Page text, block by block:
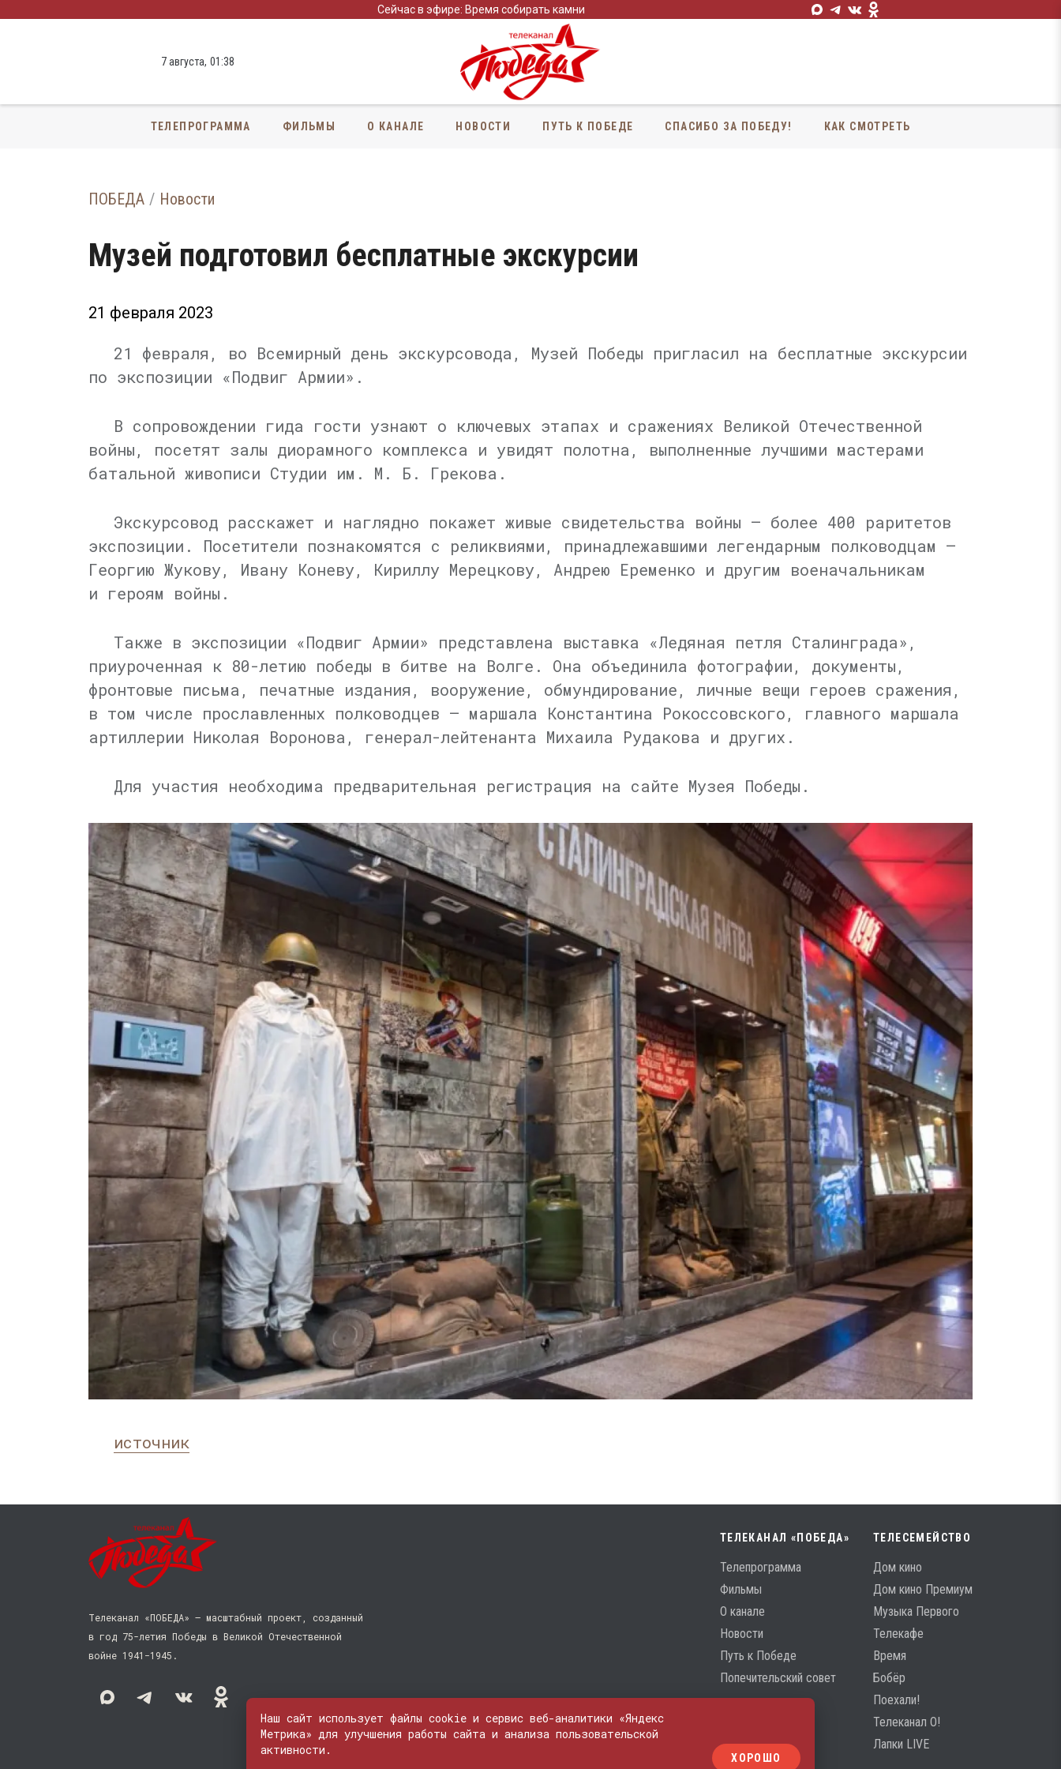
Сейчас в эфире: Время собирать камни
7 августа, 01 :38
ТЕЛЕПРОГРАММА ФИЛЬМЫ О КАНАЛЕ НОВОСТИ ПУТЬ К ПОБЕДЕ СПАСИБО ЗА ПОБЕДУ! КАК СМОТРЕТЬ
ПОБЕДА Новости
Музей подготовил бесплатные экскурсии
21 февраля 2023
21 февраля, во Всемирный день экскурсовода, Музей Победы пригласил на бесплатные экскурсии
по экспозиции «Подвиг Армии».
В сопровождении гида гости узнают о ключевых этапах и сражениях Великой Отечественной
войны, посетят залы диорамного комплекса и увидят полотна, выполненные лучшими мастерами
батальной живописи Студии им. М. Б. Грекова .
Экскурсовод расскажет и наглядно покажет живые свидетельства войны — более 400 раритетов
экспозиции. Посетители познакомятся с реликвиями, принадлежавшими легендарным полководцам —
Георгию Жукову, Ивану Коневу, Кириллу Мерецкову, Андрею Еременко и другим военачальникам
и героям войны.
Также в экспозиции «Подвиг Армии» представлена выставка «Ледяная петля Сталинграда»,
приуроченная к 80-летию победы в битве на Волге. Она объединила фотографии, документы,
фронтовые письма, печатные издания, вооружение, обмундирование, личные вещи героев сражения,
в том числе прославленных полководцев — маршала Константина Рокоссовского, главного маршала
артиллерии Николая Воронова, генерал-лейтенанта Михаила Рудакова и других.
Для участия необходима предварительная регистрация на сайте Музея Победы.
источник
Телеканал «ПОБЕДА» — масштабный проект, созданный
в год 75-летия Победы в Великой Отечественной
войне 1941−1945.
ТЕЛЕКАНАЛ «ПОБЕДА»
Телепрограмма
Фильмы
О канале
Новости
Путь к Победе
Попечительский совет
ТЕЛЕСЕМЕЙСТВО
Дом кино
Дом кино Премиум
Музыка Первого
Телекафе
Время
Бобёр
Поехали!
Телеканал О!
Лапки LIVE
Наш сайт использует файлы cookie и сервис веб-аналитики «Яндекс
Метрика» для улучшения работы сайта и анализа пользовательской
активности.
ХОРОШО